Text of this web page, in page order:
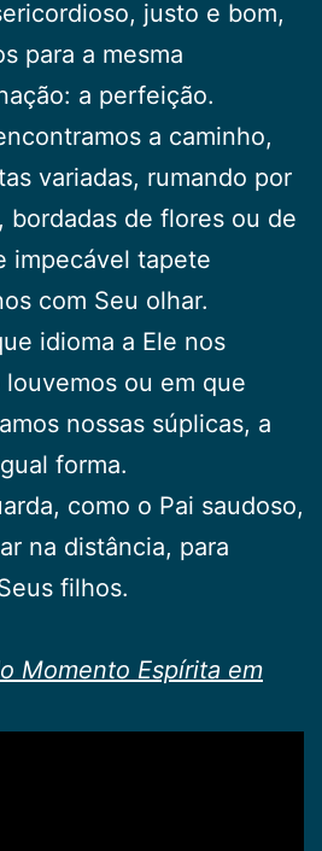
justo e bom,
para a mesma
a perfeição.
a caminho,
variadas, rumando por
bordadas de flores ou de
impecável tapete
com Seu olhar.
idioma a Ele nos
ou em que
nossas súplicas, a
forma.
como o Pai saudoso,
na distância, para
filhos.
Momento Espírita em